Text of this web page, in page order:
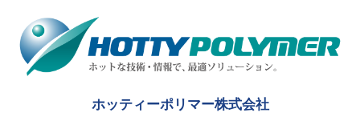
ホッティーポリマー株式会社